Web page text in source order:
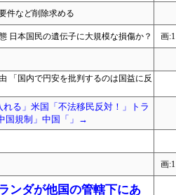
件など削除求める
日本国民の遺伝子に大規模な損傷か？ 画:1
「国内で円安を批判するのは国益に反
る」米国「不法移民反対！」トラ
国規制」中国「」→
画:1
ンダが他国の管轄下にあ